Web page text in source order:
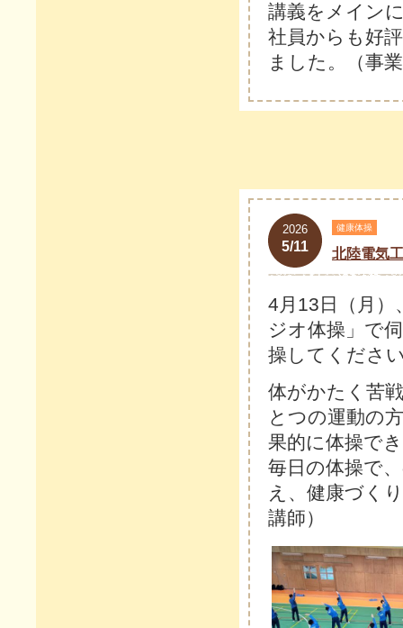
講義をメイン
社員からも好
ました。（事
2026
5/11
健康体操
北陸電気
4月13日（月）
ジオ体操」で
操してくださ
体がかたく苦
とつの運動の
果的に体操で
毎日の体操で
え、健康づく
講師）